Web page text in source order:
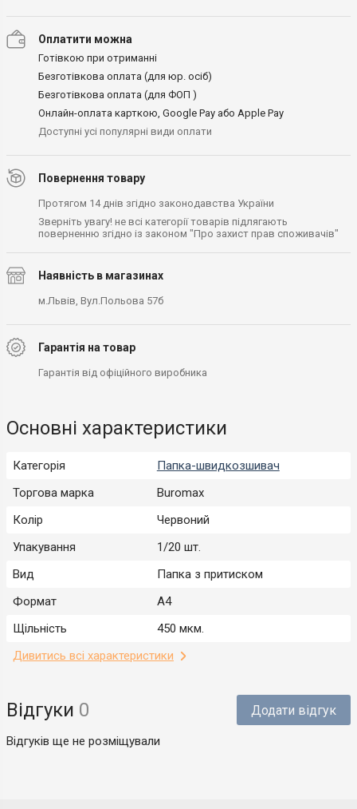
Оплатити можна
Готівкою при отриманні
Безготівкова оплата (для юр. осіб)
Безготівкова оплата (для ФОП )
Онлайн-оплата карткою, Google Pay або Apple Pay
Доступні усі популярні види оплати
Повернення товару
Протягом 14 днів згідно законодавства України
Зверніть увагу! не всі категорії товарів підлягають
поверненню згідно із законом "Про захист прав споживачів"
Наявність в магазинах
м.Львів, Вул.Польова 57б
Гарантія на товар
Гарантія від офіційного виробника
Основні характеристики
Категорія
Папка-швидкозшивач
Торгова марка
Buromax
Колір
Червоний
Упакування
1/20 шт.
Вид
Папка з притиском
Формат
А4
Щільність
450 мкм.
Дивитись всі характеристики
Відгуки 0 Додати відгук
Відгуків ще не розміщували